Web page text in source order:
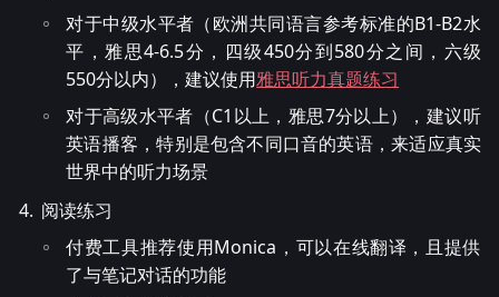
对于中级水平者（欧洲共同语言参考标准的B1-B2水
平，雅思4-6.5分，四级450分到580分之间，六级
550分以内），建议使用雅思听力真题练习
对于高级水平者（C1以上，雅思7分以上），建议听
英语播客，特别是包含不同口音的英语，来适应真实
世界中的听力场景
阅读练习
付费工具推荐使用Monica，可以在线翻译，且提供
了与笔记对话的功能